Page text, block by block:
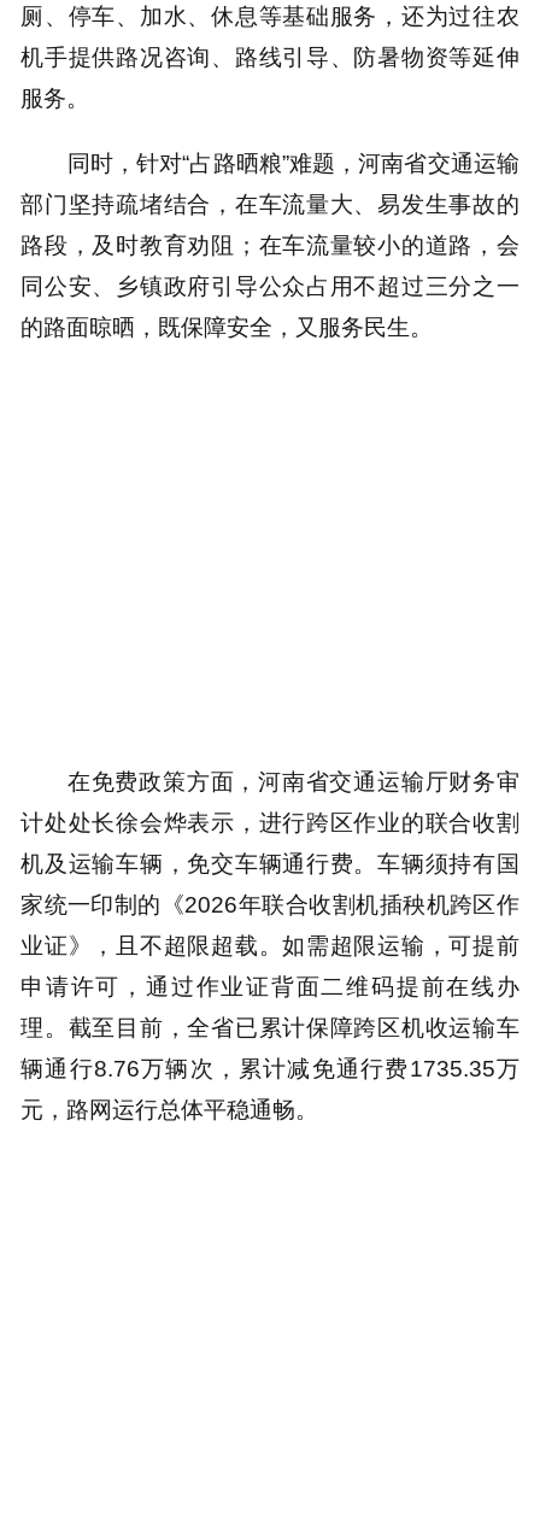
厕、停车、加水、休息等基础服务，还为过往农
机手提供路况咨询、路线引导、防暑物资等延伸
服务。
同时，针对“占路晒粮”难题，河南省交通运输
部门坚持疏堵结合，在车流量大、易发生事故的
路段，及时教育劝阻；在车流量较小的道路，会
同公安、乡镇政府引导公众占用不超过三分之一
的路面晾晒，既保障安全，又服务民生。
在免费政策方面，河南省交通运输厅财务审
计处处长徐会烨表示，进行跨区作业的联合收割
机及运输车辆，免交车辆通行费。车辆须持有国
家统一印制的《2026年联合收割机插秧机跨区作
业证》，且不超限超载。如需超限运输，可提前
申请许可，通过作业证背面二维码提前在线办
理。截至目前，全省已累计保障跨区机收运输车
辆通行8.76万辆次，累计减免通行费1735.35万
元，路网运行总体平稳通畅。